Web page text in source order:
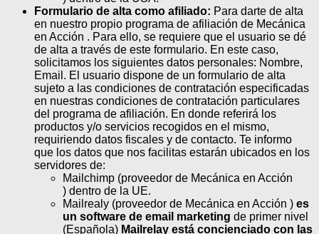
Formulario de alta como afiliado: Para darte de alta
en nuestro propio programa de afiliación de Mecánica
en Acción . Para ello, se requiere que el usuario se dé
de alta a través de este formulario. En este caso,
solicitamos los siguientes datos personales: Nombre,
Email. El usuario dispone de un formulario de alta
sujeto a las condiciones de contratación especificadas
en nuestras condiciones de contratación particulares
del programa de afiliación. En donde referirá los
productos y/o servicios recogidos en el mismo,
requiriendo datos fiscales y de contacto. Te informo
que los datos que nos facilitas estarán ubicados en los
servidores de:
Mailchimp (proveedor de Mecánica en Acción
) dentro de la UE.
Mailrealy (proveedor de Mecánica en Acción ) es
un software de email marketing de primer nivel
(Española) Mailrelay está concienciado con las